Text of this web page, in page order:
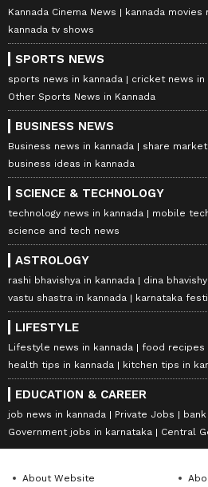
Kannada Cinema News kannada movies
kannada tv shows
SPORTS NEWS
sports news in kannada
cricket news in
Other Sports News in Kannada
BUSINESS NEWS
Business news in kannada
share
business ideas in kannada
SCIENCE & TECHNOLOGY
technology news in kannada
mobile
science and tech news
ASTROLOGY
rashi bhavishya in kannada dina
vastu shastra in kannada
karnataka
LIFESTYLE
Lifestyle news in kannada
food recipes
health tips in kannada
kitchen tips in
EDUCATION & CAREER
job news in kannada Private Jobs
Government jobs in karnataka
Central
About Website